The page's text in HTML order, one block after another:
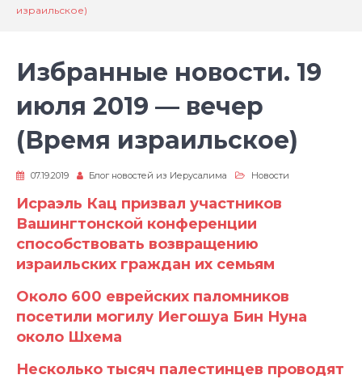
израильское)
Избранные новости. 19
июля 2019 — вечер
(Время израильское)
07.19.2019 Блог новостей из Иерусалима Новости
Исраэль Кац призвал участников
Вашингтонской конференции
способствовать возвращению
израильских граждан их семьям
Около 600 еврейских паломников
посетили могилу Иегошуа Бин Нуна
около Шхема
Несколько тысяч палестинцев проводят